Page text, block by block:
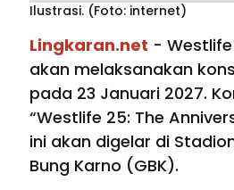
Ilustrasi. (Foto: internet)
Lingkaran.net -
akan melaksanakan
pada 23 Januari 2027.
“Westlife 25: The
ini akan digelar di
Bung Karno (GBK).